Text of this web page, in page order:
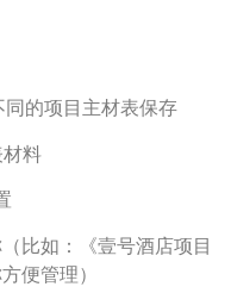
的项目主材表保存
料
比如：《壹号酒店项目
便管理）